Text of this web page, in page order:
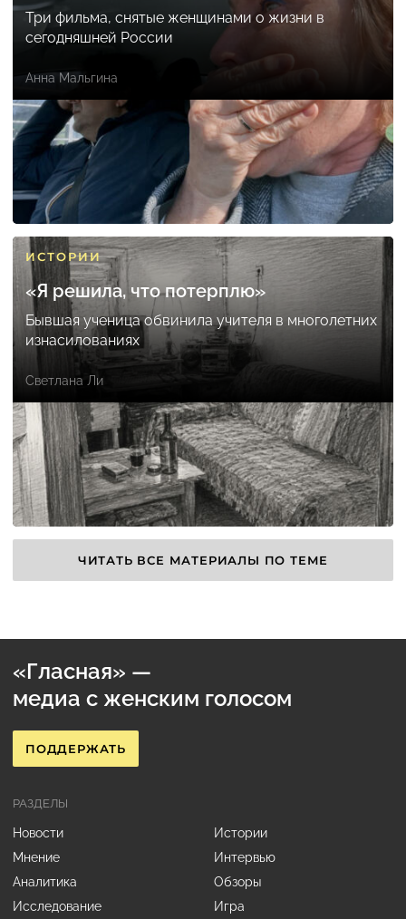
Три фильма, снятые женщинами о жизни в
сегодняшней России
Анна Мальгина
ИСТОРИИ
«Я решила, что потерплю»
Бывшая ученица обвинила учителя в многолетних
изнасилованиях
Светлана Ли
ЧИТАТЬ ВСЕ МАТЕРИАЛЫ ПО ТЕМЕ
«Гласная» —
медиа с женским голосом
ПОДДЕРЖАТЬ
РАЗДЕЛЫ
Новости
Истории
Мнение
Интервью
Аналитика
Обзоры
Исследование
Игра